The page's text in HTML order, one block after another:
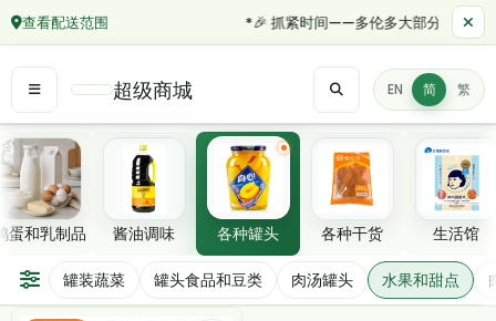
查看配送范围 *🎉 抓紧时间——多伦多大部分地区订
超级商城 EN 简 繁
精选分类
蛋和乳制品 酱油调味 各种罐头 各种干货 生活馆
水果和甜点
筛选/排序
罐装蔬菜 罐头食品和豆类 肉汤罐头 水果和甜点